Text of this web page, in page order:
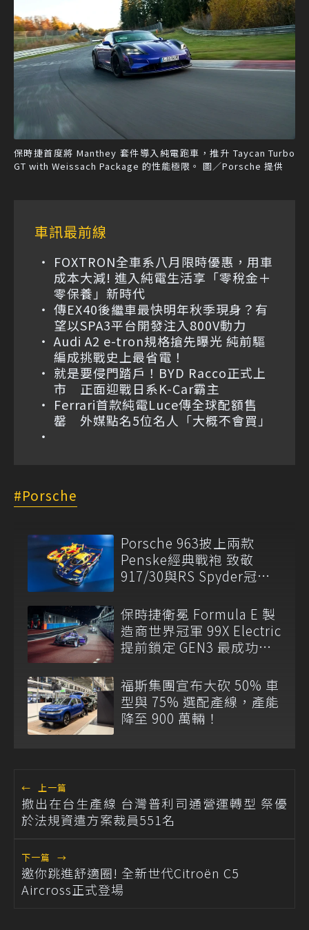
保時捷首度將 Manthey 套件導入純電跑車，推升 Taycan Turbo
GT with Weissach Package 的性能極限。 圖／Porsche 提供
車訊最前線
FOXTRON全車系八月限時優惠，用車
成本大減! 進入純電生活享「零稅金＋
零保養」新時代
傳EX40後繼車最快明年秋季現身？有
望以SPA3平台開發注入800V動力
Audi A2 e-tron規格搶先曝光 純前驅
編成挑戰史上最省電！
就是要侵門踏戶！BYD Racco正式上
市 正面迎戰日系K-Car霸主
Ferrari首款純電Luce傳全球配額售
罄 外媒點名5位名人「大概不會買」
Porsche
Porsche 963披上兩款
Penske經典戰袍 致敬
917/30與RS Spyder冠軍
保時捷衛冕 Formula E 製
造商世界冠軍 99X Electric
提前鎖定 GEN3 最成功賽
福斯集團宣布大砍 50% 車
型與 75% 選配產線，產能
降至 900 萬輛！
← 上一篇
撤出在台生產線 台灣普利司通營運轉型 祭優
於法規資遣方案裁員551名
下一篇 →
邀你跳進舒適圈! 全新世代Citroën C5
Aircross正式登場